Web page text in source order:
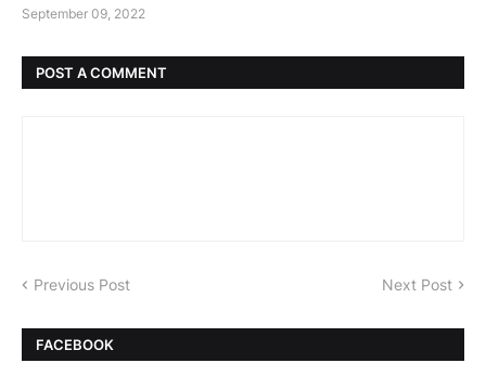
September 09, 2022
POST A COMMENT
Previous Post Next Post
FACEBOOK